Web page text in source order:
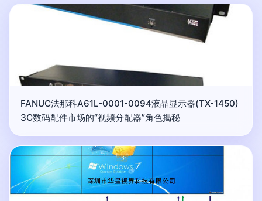
FANUC法那科A61L-0001-0094液晶显示器(TX-1450)
3C数码配件市场的“视频分配器”角色揭秘